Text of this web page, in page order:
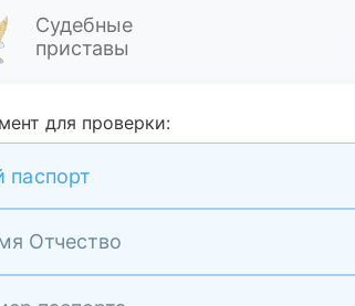
Судебные
приставы
для проверки:
паспорт
Отчество